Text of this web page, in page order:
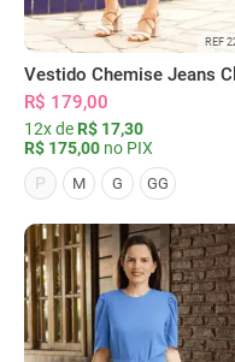
REF
R$ 179,00
12x de R$ 17,30
R$ 175,00 no PIX
P
M G GG